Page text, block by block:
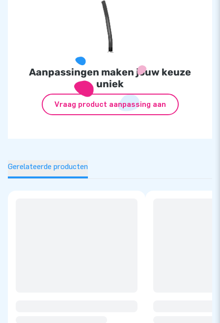
Aanpassingen maken jouw keuze
uniek
Vraag product aanpassing aan
Gerelateerde producten